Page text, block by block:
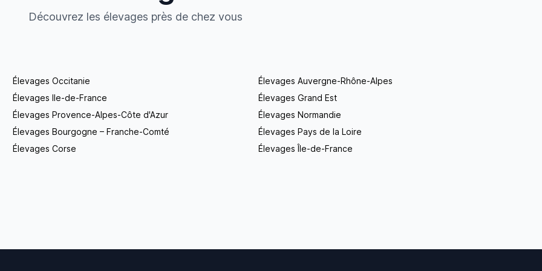
Découvrez les élevages près de chez vous
Élevages Occitanie
Élevages Auvergne-Rhône-Alpes
Élevages Ile-de-France
Élevages Grand Est
Élevages Provence-Alpes-Côte d'Azur
Élevages Normandie
Élevages Bourgogne – Franche-Comté
Élevages Pays de la Loire
Élevages Corse
Élevages Île-de-France